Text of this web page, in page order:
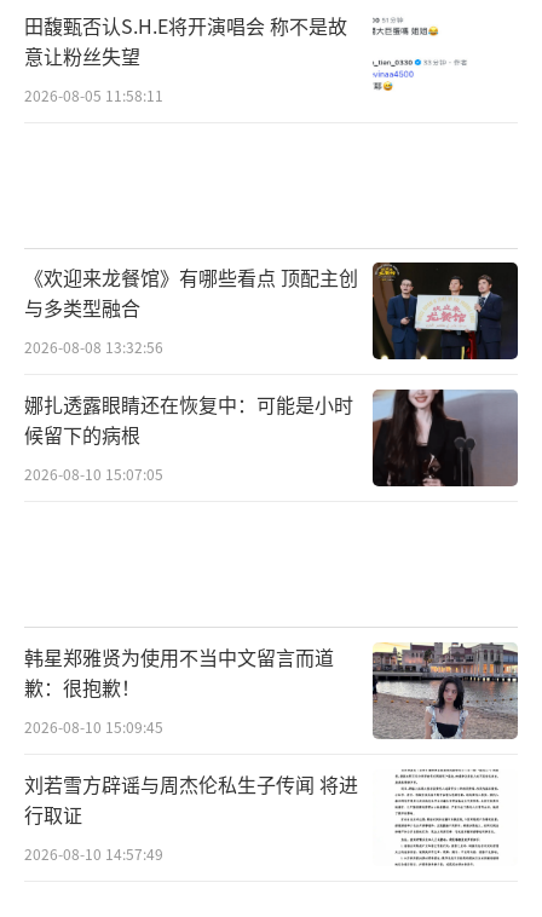
田馥甄否认S.H.E将开演唱会 称不是故
意让粉丝失望
2026-08-05 11:58:11
《欢迎来龙餐馆》有哪些看点 顶配主创
与多类型融合
2026-08-08 13:32:56
娜扎透露眼睛还在恢复中：可能是小时
候留下的病根
2026-08-10 15:07:05
韩星郑雅贤为使用不当中文留言而道
歉：很抱歉！
2026-08-10 15:09:45
刘若雪方辟谣与周杰伦私生子传闻 将进
行取证
2026-08-10 14:57:49